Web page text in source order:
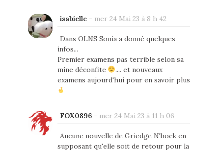
isabielle- mer 24 Mai 23 à 8 h 42
Dans OLNS Sonia a donné quelques
infos...
Premier examens pas terrible selon sa
mine déconfite
.... et nouveaux
examens aujourd'hui pour en savoir plus
FOX0896- mer 24 Mai 23 à 11 h 06
Aucune nouvelle de Griedge N'bock en
supposant qu'elle soit de retour pour la